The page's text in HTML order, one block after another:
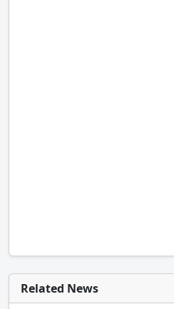
Related News